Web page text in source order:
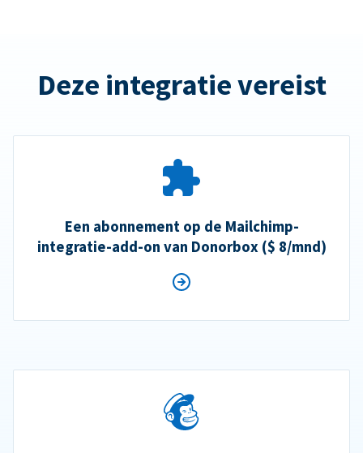
Deze integratie vereist
Een abonnement op de Mailchimp-
integratie-add-on van Donorbox ($ 8/mnd)